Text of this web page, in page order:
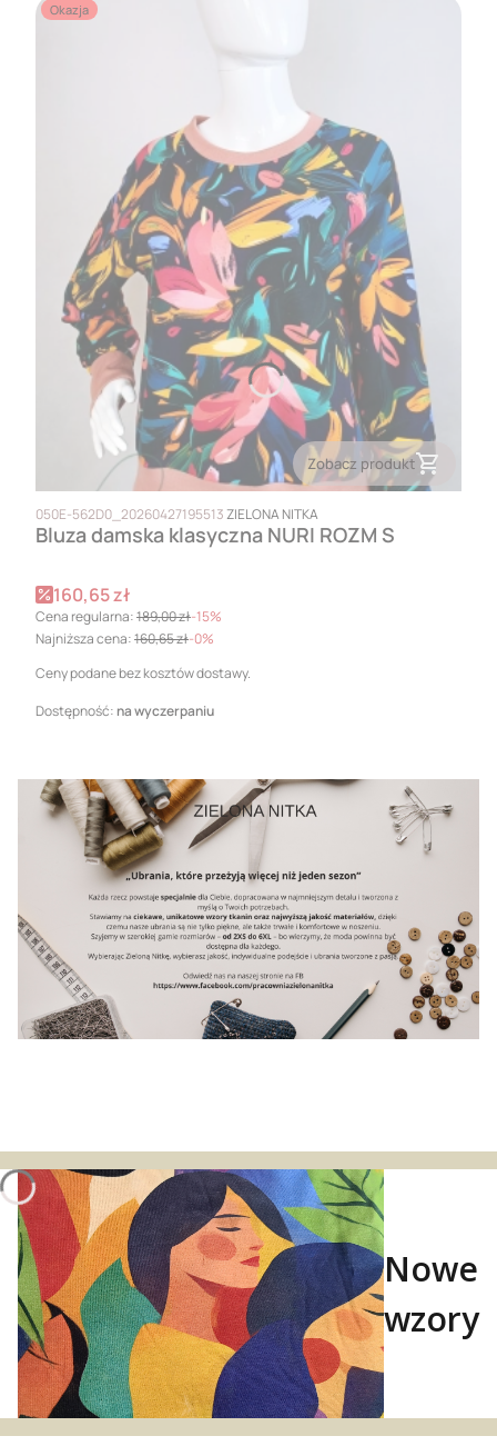
Okazja
Zobacz produkt
050E-562D0_20260427195513 PRODUCENT
ZIELONA NITKA
Bluza damska klasyczna NURI ROZM S
Cena promocyjna
160,65 zł
Cena regularna:189,00 zł-15%
Najniższa cena:160,65 zł-0%
Ceny podane bez kosztów dostawy.
Dostępność: na wyczerpaniu
Nowe
wzory